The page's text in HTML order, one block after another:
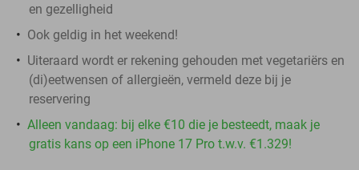
en gezelligheid
Ook geldig in het weekend!
Uiteraard wordt er rekening gehouden met vegetariërs en
(di)eetwensen of allergieën, vermeld deze bij je
reservering
Alleen vandaag: bij elke €10 die je besteedt, maak je
gratis kans op een iPhone 17 Pro t.w.v. €1.329!